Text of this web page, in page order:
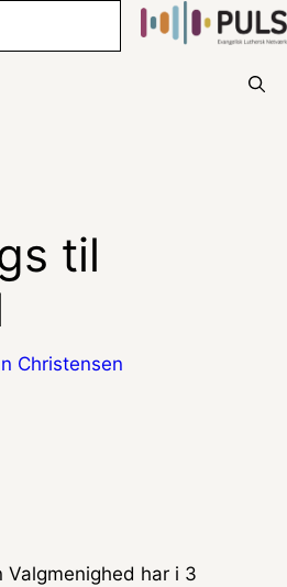
til
Christensen
Valgmenighed har i 3